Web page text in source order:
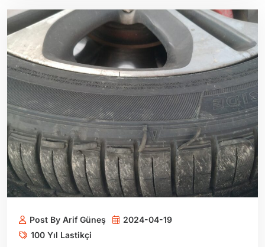
Post By Arif Güneş
2024-04-19
100 Yıl Lastikçi